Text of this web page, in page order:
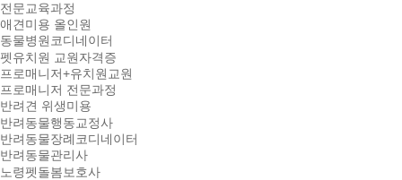
전문교육과정
애견미용 올인원
동물병원코디네이터
펫유치원 교원자격증
프로매니저+유치원교원
프로매니저 전문과정
반려견 위생미용
반려동물행동교정사
반려동물장례코디네이터
반려동물관리사
노령펫돌봄보호사